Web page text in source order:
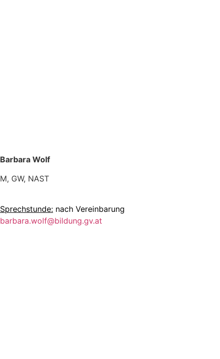
Barbara Wolf
M, GW, NAST
Sprechstunde: nach Vereinbarung
barbara.wolf@bildung.gv.at